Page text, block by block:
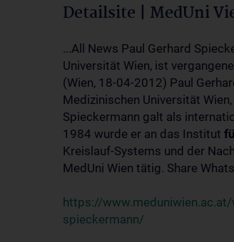
Detailsite | MedUni
...All News Paul Gerhard
Universität Wien, ist
(Wien, 18-04-2012) Paul
Medizinischen Universität
Spieckermann galt als
1984 wurde er an das Institut
Kreislauf-Systems und der
MedUni Wien tätig. Share
https://
spieckermann/